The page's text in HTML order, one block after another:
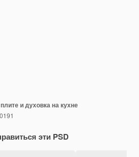
и духовка на кухне
эти PSD